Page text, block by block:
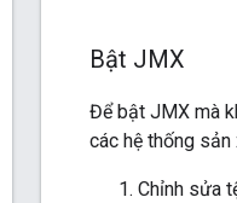
Bật JMX
Để bật JMX mà
các hệ thống
Chỉnh sửa